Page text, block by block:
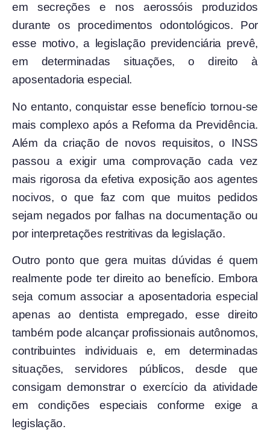
em secreções e nos aerossóis produzidos
durante os procedimentos odontológicos. Por
esse motivo, a legislação previdenciária prevê,
em determinadas situações, o direito à
aposentadoria especial.
No entanto, conquistar esse benefício tornou-se
mais complexo após a Reforma da Previdência.
Além da criação de novos requisitos, o INSS
passou a exigir uma comprovação cada vez
mais rigorosa da efetiva exposição aos agentes
nocivos, o que faz com que muitos pedidos
sejam negados por falhas na documentação ou
por interpretações restritivas da legislação.
Outro ponto que gera muitas dúvidas é quem
realmente pode ter direito ao benefício. Embora
seja comum associar a aposentadoria especial
apenas ao dentista empregado, esse direito
também pode alcançar profissionais autônomos,
contribuintes individuais e, em determinadas
situações, servidores públicos, desde que
consigam demonstrar o exercício da atividade
em condições especiais conforme exige a
legislação.